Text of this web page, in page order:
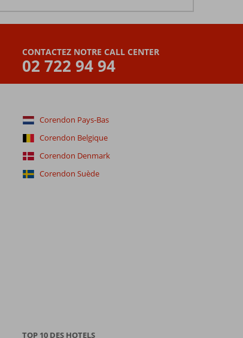
CONTACTEZ NOTRE CALL CENTER
02 722 94 94
Corendon Pays-Bas
Corendon Belgique
Corendon Denmark
Corendon Suède
TOP 10 DES HOTELS